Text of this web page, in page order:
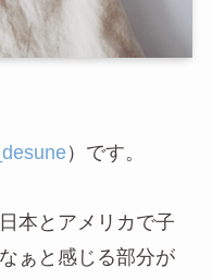
）です。
本とアメリカで子
ぁと感じる部分が